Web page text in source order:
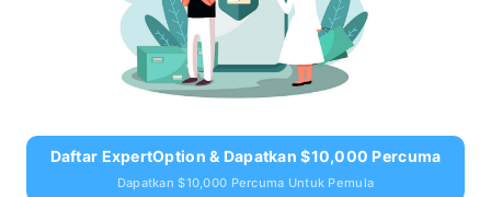
Daftar ExpertOption & Dapatkan $10,000 Percuma
Dapatkan $10,000 Percuma Untuk Pemula